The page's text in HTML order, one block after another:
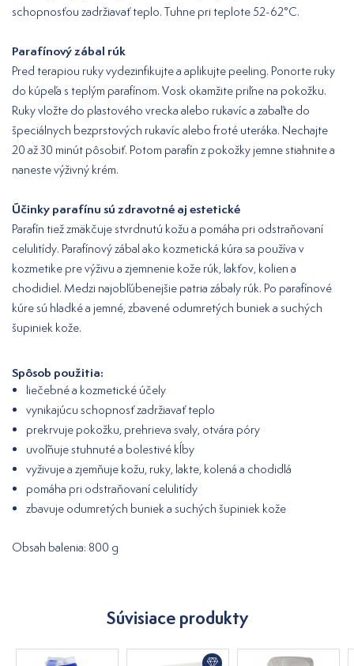
schopnosťou zadržiavať teplo. Tuhne pri teplote 52-62°C.
Parafínový zábal rúk
Pred terapiou ruky vydezinfikujte a aplikujte peeling. Ponorte ruky
do kúpeľa s teplým parafínom. Vosk okamžite priľne na pokožku.
Ruky vložte do plastového vrecka alebo rukavíc a zabaľte do
špeciálnych bezprstových rukavíc alebo froté uteráka. Nechajte
20 až 30 minút pôsobiť. Potom parafín z pokožky jemne stiahnite a
naneste výživný krém.
Účinky parafínu sú zdravotné aj estetické
Parafín tiež zmäkčuje stvrdnutú kožu a pomáha pri odstraňovaní
celulitídy. Parafínový zábal ako kozmetická kúra sa používa v
kozmetike pre výživu a zjemnenie kože rúk, lakťov, kolien a
chodidiel. Medzi najobľúbenejšie patria zábaly rúk. Po parafínové
kúre sú hladké a jemné, zbavené odumretých buniek a suchých
šupiniek kože.
Spôsob použitia:
liečebné a kozmetické účely
vynikajúcu schopnosť zadržiavať teplo
prekrvuje pokožku, prehrieva svaly, otvára póry
uvoľňuje stuhnuté a bolestivé kĺby
vyživuje a zjemňuje kožu, ruky, lakte, kolená a chodidlá
pomáha pri odstraňovaní celulitídy
zbavuje odumretých buniek a suchých šupiniek kože
Obsah balenia: 800 g
Súvisiace produkty